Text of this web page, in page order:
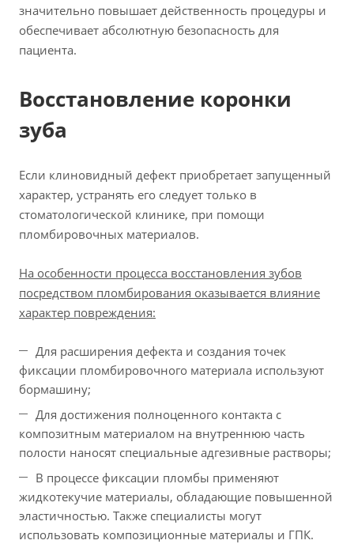
значительно повышает действенность процедуры и
обеспечивает абсолютную безопасность для
пациента.
Восстановление коронки
зуба
Если клиновидный дефект приобретает запущенный
характер, устранять его следует только в
стоматологической клинике, при помощи
пломбировочных материалов.
На особенности процесса восстановления зубов
посредством пломбирования оказывается влияние
характер повреждения:
Для расширения дефекта и создания точек
фиксации пломбировочного материала используют
бормашину;
Для достижения полноценного контакта с
композитным материалом на внутреннюю часть
полости наносят специальные адгезивные растворы;
В процессе фиксации пломбы применяют
жидкотекучие материалы, обладающие повышенной
эластичностью. Также специалисты могут
использовать композиционные материалы и ГПК.